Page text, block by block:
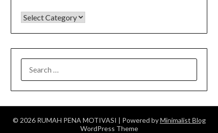
KATEGORI
FOR:
© 2026 RUMAH PENA MOTIVASI | Powered byMinimalist Blog
WordPress Theme